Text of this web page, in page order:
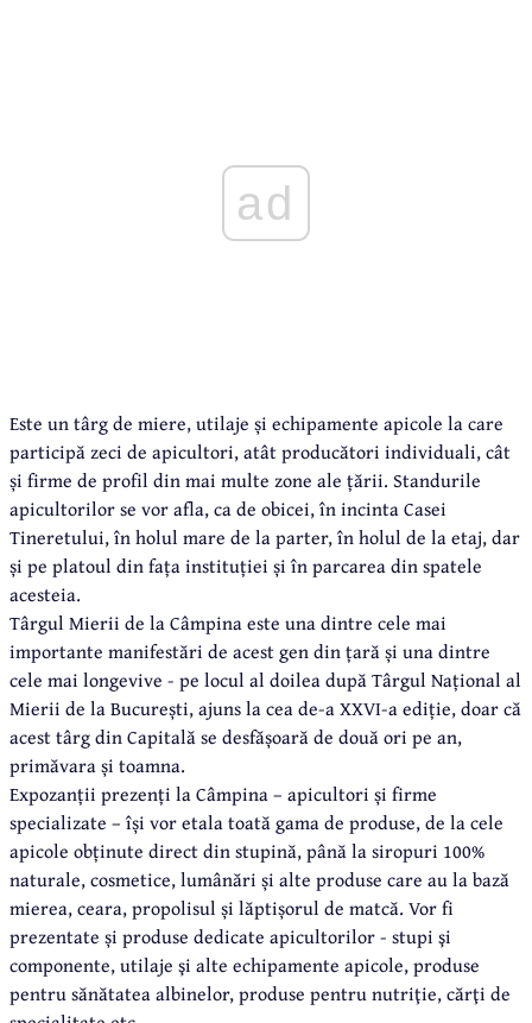
ad
Este un târg de miere, utilaje și echipamente apicole la care
participă zeci de apicultori, atât producători individuali, cât
și firme de profil din mai multe zone ale țării. Standurile
apicultorilor se vor afla, ca de obicei, în incinta Casei
Tineretului, în holul mare de la parter, în holul de la etaj, dar
și pe platoul din fața instituției și în parcarea din spatele
acesteia.
Târgul Mierii de la Câmpina este una dintre cele mai
importante manifestări de acest gen din țară și una dintre
cele mai longevive - pe locul al doilea după Târgul Național al
Mierii de la București, ajuns la cea de-a XXVI-a ediție, doar că
acest târg din Capitală se desfășoară de două ori pe an,
primăvara și toamna.
Expozanții prezenți la Câmpina – apicultori și firme
specializate – își vor etala toată gama de produse, de la cele
apicole obținute direct din stupină, până la siropuri 100%
naturale, cosmetice, lumânări și alte produse care au la bază
mierea, ceara, propolisul și lăptișorul de matcă. Vor fi
prezentate și produse dedicate apicultorilor - stupi şi
componente, utilaje şi alte echipamente apicole, produse
pentru sănătatea albinelor, produse pentru nutriţie, cărţi de